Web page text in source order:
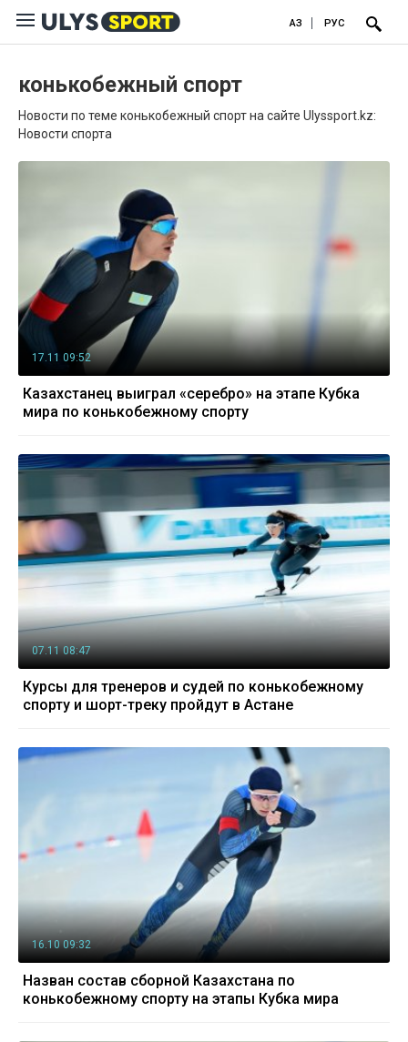
ҚАЗ РУС
конькобежный спорт
Новости по теме конькобежный спорт на сайте Ulyssport.kz:
Новости спорта
17.11 09:52
Казахстанец выиграл «серебро» на этапе Кубка
мира по конькобежному спорту
07.11 08:47
Курсы для тренеров и судей по конькобежному
спорту и шорт-треку пройдут в Астане
16.10 09:32
Назван состав сборной Казахстана по
конькобежному спорту на этапы Кубка мира